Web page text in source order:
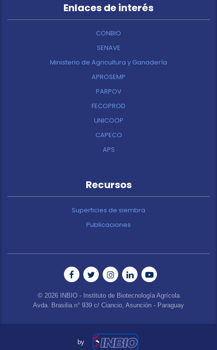
Enlaces de interés
CONBIO
SENAVE
Ministerio de Agricultura y Ganadería
APROSEMP
PARPOV
FECOPROD
UNICOOP
CAPECO
APS
Recursos
Superficies de siembra
Publicaciones
© 2026 INBIO - Instituto de Biotecnología Agrícola
Avda. Brasilia n° 939 c/ Ciancio, Asunción - Paraguay
by